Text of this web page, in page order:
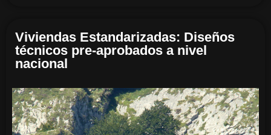
Viviendas Estandarizadas: Diseños
técnicos pre-aprobados a nivel
nacional